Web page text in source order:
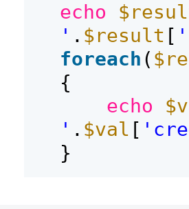
echo
' . $result [
foreach (
{
echo
' . $val [
}